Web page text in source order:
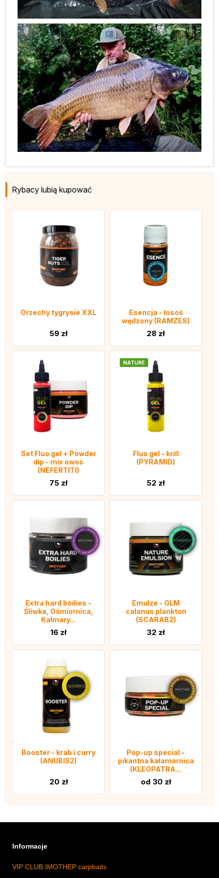
Rybacy lubią kupować
Orzechy tygrysie XXL
59 zł
Esencja - łosoś
wędzony (RAMZES)
28 zł
Set Fluo gel + Powder
dip - mix owoc
(NEFERTITI)
75 zł
NATURE
Fluo gel - krill
(PYRAMID)
52 zł
Extra hard boilies -
Śliwka, Ośmiornica,
Kalmary...
16 zł
Emulze - GLM
calanus plankton
(SCARAB2)
32 zł
Booster - krab i curry
(ANUBIS2)
20 zł
Pop-up special -
pikantna kałamarnica
(KLEOPATRA...
od 30 zł
Informacje
VIP CLUB IMOTHEP carpbaits